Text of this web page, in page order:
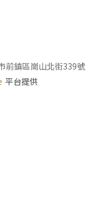
前鎮區崗山北街339號
平台提供